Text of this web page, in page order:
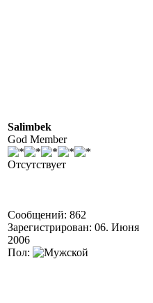
Salimbek
God Member
Отсутствует
Сообщений: 862
Зарегистрирован: 06. Июня
2006
Пол: